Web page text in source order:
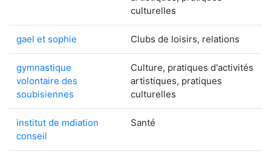
culturelles
gael et sophie Clubs de loisirs, relations
gymnastique
volontaire des
soubisiennes
Culture, pratiques d'activités
artistiques, pratiques
culturelles
institut de mdiation
conseil
Santé